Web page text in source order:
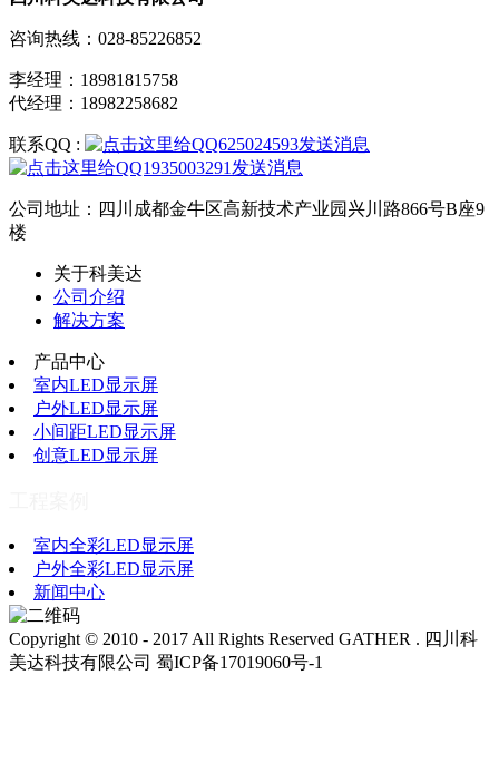
咨询热线：028-85226852
李经理：18981815758
代经理：18982258682
联系QQ :
公司地址：四川成都金牛区高新技术产业园兴川路866号B座9
楼
关于科美达
公司介绍
解决方案
产品中心
室内LED显示屏
户外LED显示屏
小间距LED显示屏
创意LED显示屏
室内全彩LED显示屏
户外全彩LED显示屏
新闻中心
Copyright © 2010 - 2017 All Rights Reserved GATHER . 四川科
美达科技有限公司 蜀ICP备17019060号-1